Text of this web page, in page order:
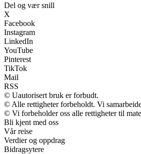
Del og vær snill
X
Facebook
Instagram
LinkedIn
YouTube
Pinterest
TikTok
Mail
RSS
© Uautorisert bruk er forbudt.
© Alle rettigheter forbeholdt. Vi
© Vi forbeholder oss alle rettigheter til
Bli kjent med oss
Vår reise
Verdier og oppdrag
Bidragsytere